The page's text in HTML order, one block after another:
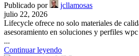
Publicado por
jcllamosas
julio 22, 2026
Lifecycle ofrece no solo materiales de
asesoramiento en soluciones y perfiles
...
Continuar leyendo